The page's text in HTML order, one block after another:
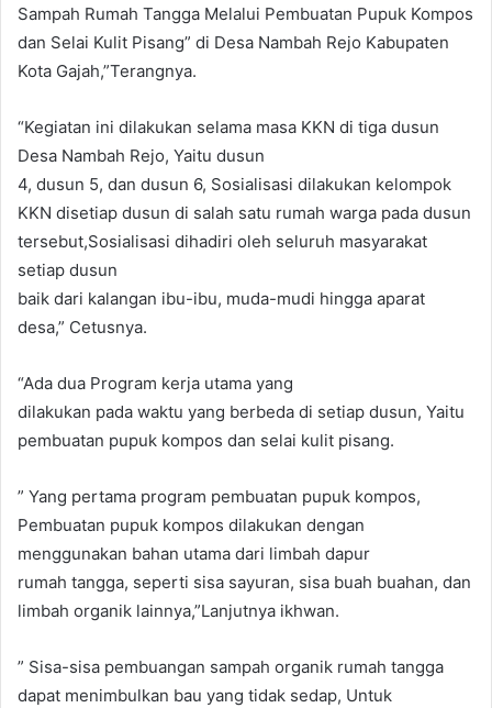
Sampah Rumah Tangga Melalui Pembuatan Pupuk Kompos
dan Selai Kulit Pisang” di Desa Nambah Rejo Kabupaten
Kota Gajah,”Terangnya.
“Kegiatan ini dilakukan selama masa KKN di tiga dusun
Desa Nambah Rejo, Yaitu dusun
4, dusun 5, dan dusun 6, Sosialisasi dilakukan kelompok
KKN disetiap dusun di salah satu rumah warga pada dusun
tersebut,Sosialisasi dihadiri oleh seluruh masyarakat
setiap dusun
baik dari kalangan ibu-ibu, muda-mudi hingga aparat
desa,” Cetusnya.
“Ada dua Program kerja utama yang
dilakukan pada waktu yang berbeda di setiap dusun, Yaitu
pembuatan pupuk kompos dan selai kulit pisang.
” Yang pertama program pembuatan pupuk kompos,
Pembuatan pupuk kompos dilakukan dengan
menggunakan bahan utama dari limbah dapur
rumah tangga, seperti sisa sayuran, sisa buah buahan, dan
limbah organik lainnya,”Lanjutnya ikhwan.
” Sisa-sisa pembuangan sampah organik rumah tangga
dapat menimbulkan bau yang tidak sedap, Untuk